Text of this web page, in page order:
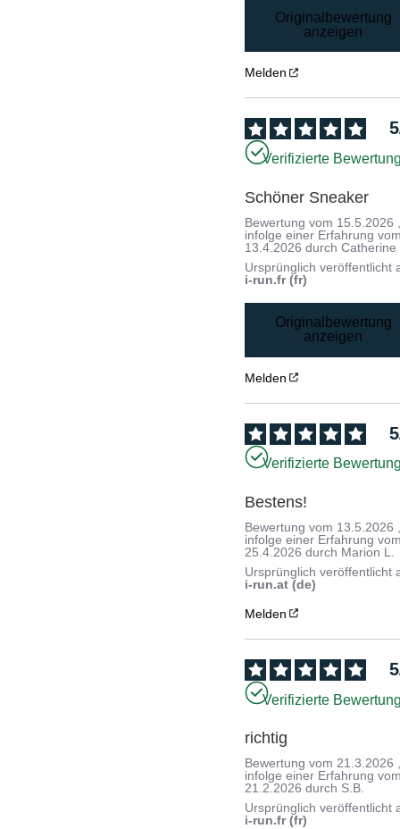
Originalbewertung
anzeigen
Melden
5
Verifizierte
Schöner Sneaker
Bewertung vom 15.5.2026
infolge einer Erfahrung
13.4.2026 durchCatherine
Ursprünglich veröffentlicht
i-run.fr (fr)
Originalbewertung
anzeigen
Melden
5
Verifizierte
Bestens!
Bewertung vom 13.5.2026
infolge einer Erfahrung
25.4.2026 durch Marion L.
Ursprünglich veröffentlicht
i-run.at (de)
Melden
5
Verifizierte
richtig
Bewertung vom 21.3.2026
infolge einer Erfahrung
21.2.2026 durch S.B.
Ursprünglich veröffentlicht
i-run.fr (fr)